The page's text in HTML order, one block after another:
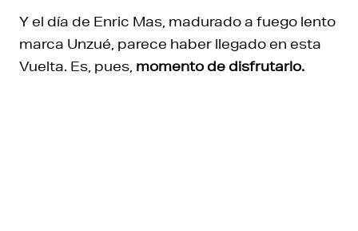
Y el día de Enric Mas, madurado a fuego lento
marca Unzué, parece haber llegado en esta
Vuelta. Es, pues, momento de disfrutarlo.